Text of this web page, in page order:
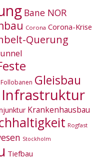
Bane NOR
Corona Corona-Krise
Querung
Follobanen Gleisbau
Infrastruktur
Krankenhausbau
Rogfast
Stockholm
Tiefbau